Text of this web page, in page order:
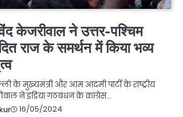
केजरीवाल ने उत्तर-पश्चिम
राज के समर्थन में किया भव्य
के मुख्यमंत्री और आम आदमी पार्टी के राष्ट्रीय
ने इंडिया गठबंधन के कांग्रेस…
16/05/2024